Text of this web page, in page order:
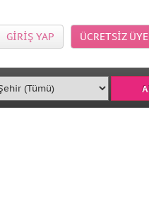
ÜCRETSİZ
GİRİŞ YAP